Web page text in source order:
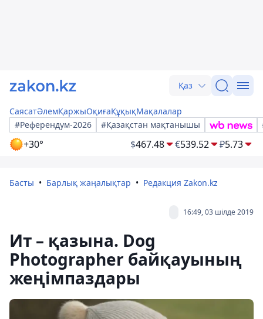
Қаз
СаясатӘлемҚаржыОқиғаҚұқықМақалалар
#Референдум-2026
#Қазақстан мақтанышы
+30° $467.48 €539.52 ₽5.73
Басты Барлық жаңалықтар Редакция Zakon.kz
16:49, 03 шілде 2019
Ит – қазына. Dog
Photographer байқауының
жеңімпаздары